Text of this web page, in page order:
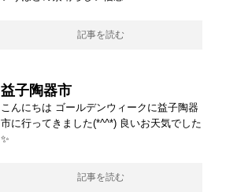
記事を読む
益子陶器市
こんにちは ゴールデンウィークに益子陶器
市に行ってきました(*^^*) 良いお天気でした
✨
記事を読む